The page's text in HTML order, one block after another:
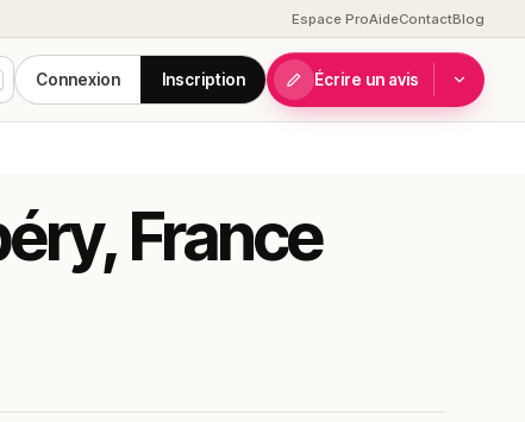
Espace ProAideContactBlog
Connexion Inscription Écrire un avis
France